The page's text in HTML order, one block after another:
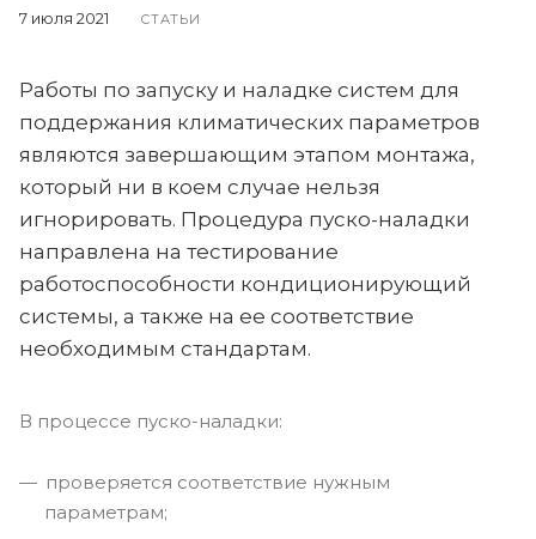
7 июля 2021 СТАТЬИ
Работы по запуску и наладке систем для
поддержания климатических параметров
являются завершающим этапом монтажа,
который ни в коем случае нельзя
игнорировать. Процедура пуско-наладки
направлена на тестирование
работоспособности кондиционирующий
системы, а также на ее соответствие
необходимым стандартам.
В процессе пуско-наладки:
проверяется соответствие нужным
параметрам;